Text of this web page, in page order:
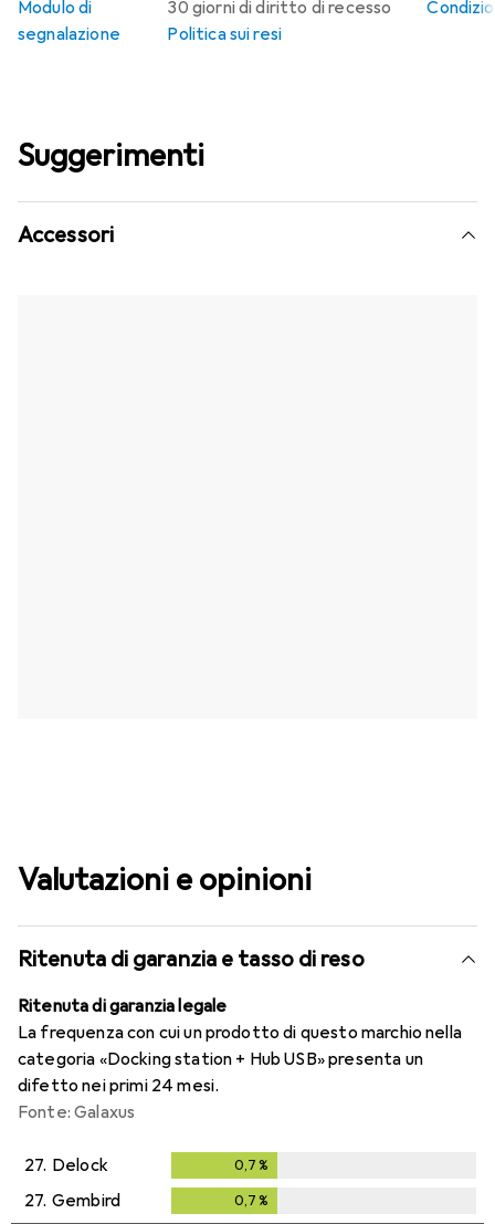
30 giorni di diritto di recesso
Politica sui resi
Modulo di
segnalazione
Suggerimenti
Accessori
Valutazioni e opinioni
Ritenuta di garanzia e tasso di reso
Ritenuta di garanzia legale
La frequenza con cui un prodotto di questo marchio nella
categoria «Docking station + Hub USB» presenta un
difetto nei primi 24 mesi.
Fonte: Galaxus
27. Delock 0,7 %
27. Gembird 0,7 %